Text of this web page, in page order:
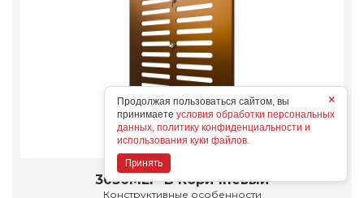
3030МЕР-В Коричневый
Конструктивные особенности
×
Продолжая пользоваться сайтом, вы
принимаете условия обработки персональных
данных, политику конфиденциальности и
использования куки файлов.
Принять